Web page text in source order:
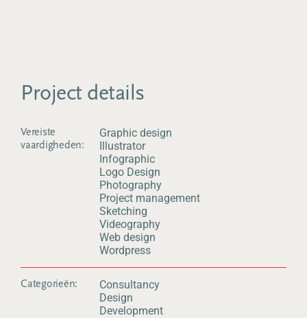
Project details
Vereiste
vaardigheden:
Graphic design
Illustrator
Infographic
Logo Design
Photography
Project management
Sketching
Videography
Web design
Wordpress
Categorieën:
Consultancy
Design
Development